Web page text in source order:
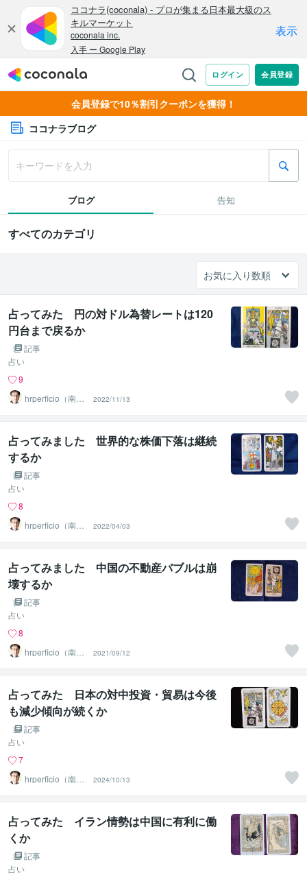
会員登録で10％割引クーポンを獲得！
ココナラブログ
ブログ 告知
すべてのカテゴリ
占ってみた 円の対ドル為替レートは120
円台まで戻るか
記事
占い
9
hrperficio（南仙
台の父）
2022/11/13
占ってみました 世界的な株価下落は継続
するか
記事
占い
8
hrperficio（南仙
台の父）
2022/04/03
占ってみました 中国の不動産バブルは崩
壊するか
記事
占い
8
hrperficio（南仙
台の父）
2021/09/12
占ってみた 日本の対中投資・貿易は今後
も減少傾向が続くか
記事
占い
7
hrperficio（南仙
台の父）
2024/10/13
占ってみた イラン情勢は中国に有利に働
くか
記事
占い